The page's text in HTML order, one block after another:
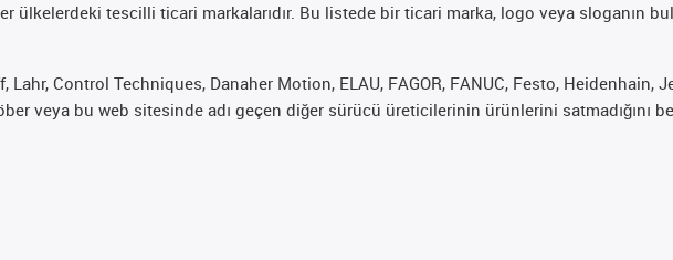
ülkelerdeki tescilli ticari markalarıdır. Bu listede bir ticari marka, logo veya sloganın
Control Techniques, Danaher Motion, ELAU, FAGOR, FANUC, Festo, Heidenhain,
veya bu web sitesinde adı geçen diğer sürücü üreticilerinin ürünlerini satmadığını